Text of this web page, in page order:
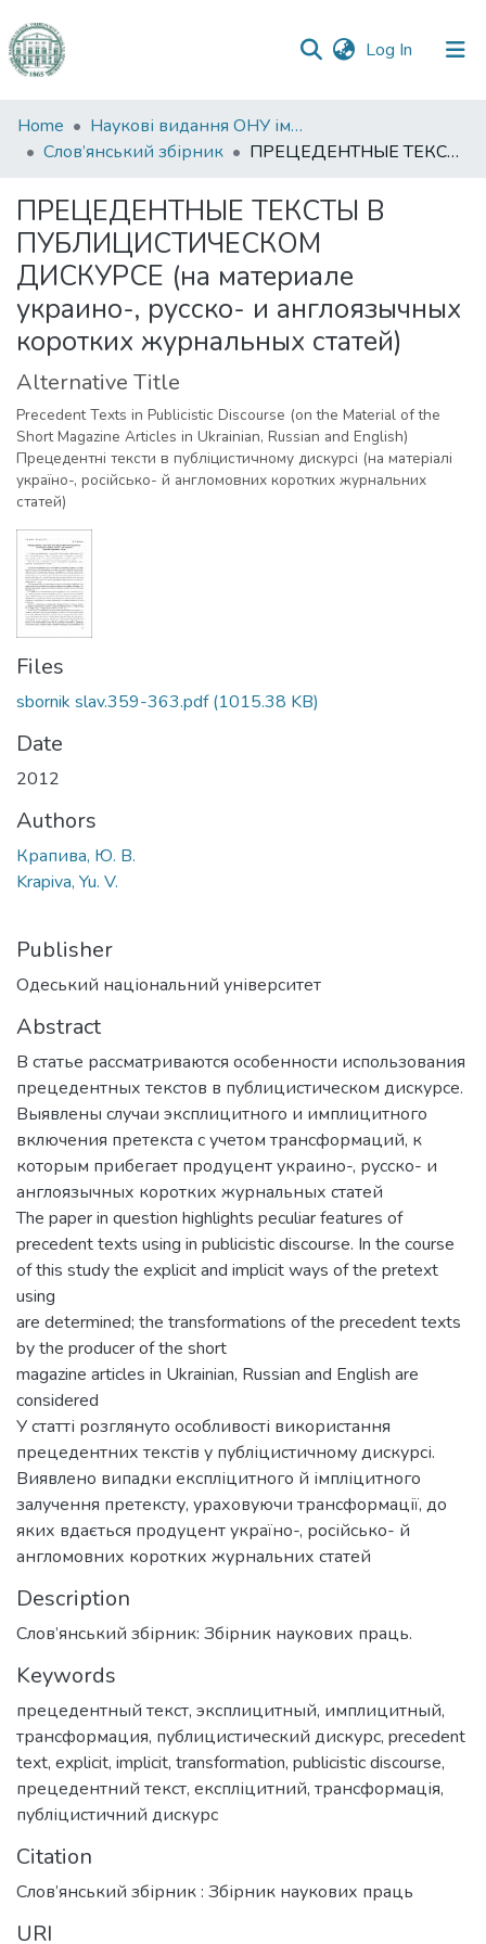
Log In (current)
Communities
&
All of DSpace
Statistics
Home
Наукові видання ОНУ імені І. І. Мечникова
Слов’янський збірник
ПРЕЦЕДЕНТНЫЕ ТЕКСТЫ В ПУБЛИЦИСТИЧЕСКОМ ДИСКУРСЕ (на материале украино-, русско- и англоязычных коротких журнальных статей)
ПРЕЦЕДЕНТНЫЕ ТЕКСТЫ В
ПУБЛИЦИСТИЧЕСКОМ
ДИСКУРСЕ (на материале
украино-, русско- и англоязычных
коротких журнальных статей)
Alternative Title
Precedent Texts in Publicistic Discourse (on the Material of the
Short Magazine Articles in Ukrainian, Russian and English)
Прецедентні тексти в публіцистичному дискурсі (на матеріалі
україно-, російсько- й англомовних коротких журнальних
статей)
Files
sbornik slav.359-363.pdf(1015.38 KB)
Date
2012
Authors
Крапива, Ю. В.
Krapiva, Yu. V.
Publisher
Одеський національний університет
Abstract
В статье рассматриваются особенности использования
прецедентных текстов в публицистическом дискурсе.
Выявлены случаи эксплицитного и имплицитного
включения претекста с учетом трансформаций, к
которым прибегает продуцент украино-, русско- и
англоязычных коротких журнальных статей
The paper in question highlights peculiar features of
precedent texts using in publicistic discourse. In the course
of this study the explicit and implicit ways of the pretext
using
are determined; the transformations of the precedent texts
by the producer of the short
magazine articles in Ukrainian, Russian and English are
considered
У статті розглянуто особливості використання
прецедентних текстів у публіцистичному дискурсі.
Виявлено випадки експліцитного й імпліцитного
залучення претексту, ураховуючи трансформації, до
яких вдається продуцент україно-, російсько- й
англомовних коротких журнальних статей
Description
Слов’янський збірник: Збірник наукових праць.
Keywords
прецедентный текст, эксплицитный, имплицитный,
трансформация, публицистический дискурс, precedent
text, explicit, implicit, transformation, publicistic discourse,
прецедентний текст, експліцитний, трансформація,
публіцистичний дискурс
Citation
Слов’янський збірник : Збірник наукових праць
URI